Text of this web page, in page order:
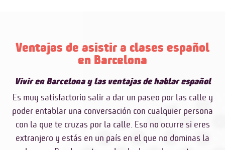
Ventajas de asistir a clases español
en Barcelona
Vivir en Barcelona y las ventajas de hablar español
Es muy satisfactorio salir a dar un paseo por las calle y
poder entablar una conversación con cualquier persona
con la que te cruzas por la calle. Eso no ocurre si eres
extranjero y estás en un país en el que no dominas la